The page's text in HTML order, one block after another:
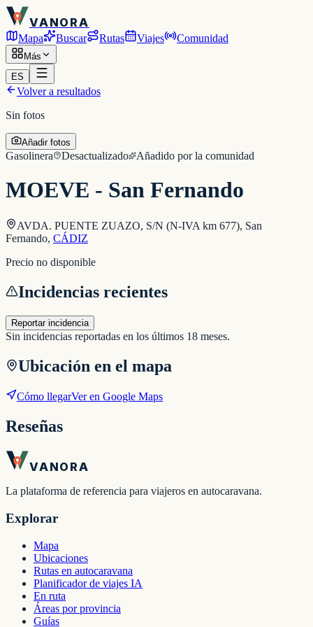
VANORA
Mapa Buscar Rutas Viajes Comunidad
Más
ES
Volver a resultados
Sin fotos
Añadir fotos
Gasolinera Desactualizado Añadido por la comunidad
MOEVE - San Fernando
AVDA. PUENTE ZUAZO, S/N (N-IVA km 677), San
Fernando, CÁDIZ
Precio no disponible
Incidencias recientes
Reportar incidencia
Sin incidencias reportadas en los últimos 18 meses.
Ubicación en el mapa
Cómo llegarVer en Google Maps
Reseñas
VANORA
La plataforma de referencia para viajeros en autocaravana.
Explorar
Mapa
Ubicaciones
Rutas en autocaravana
Planificador de viajes IA
En ruta
Áreas por provincia
Guías